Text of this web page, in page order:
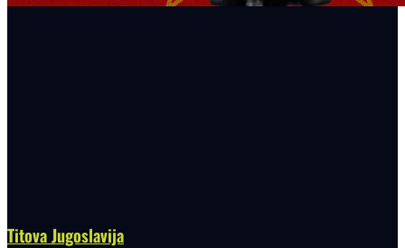
Titova Jugoslavija